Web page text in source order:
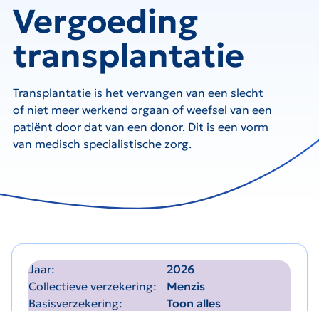
Vergoeding
transplantatie
Transplantatie is het vervangen van een slecht
of niet meer werkend orgaan of weefsel van een
patiënt door dat van een donor. Dit is een vorm
van medisch specialistische zorg.
Jaar
2026
Collectieve verzekering
Menzis
Basisverzekering
Toon alles